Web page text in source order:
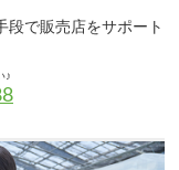
で販売店をサポート
♪